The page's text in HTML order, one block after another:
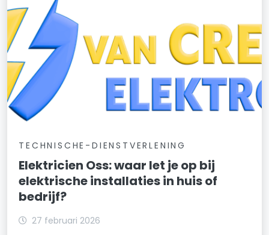
TECHNISCHE-DIENSTVERLENING
Elektricien Oss: waar let je op bij
elektrische installaties in huis of
bedrijf?
27 februari 2026